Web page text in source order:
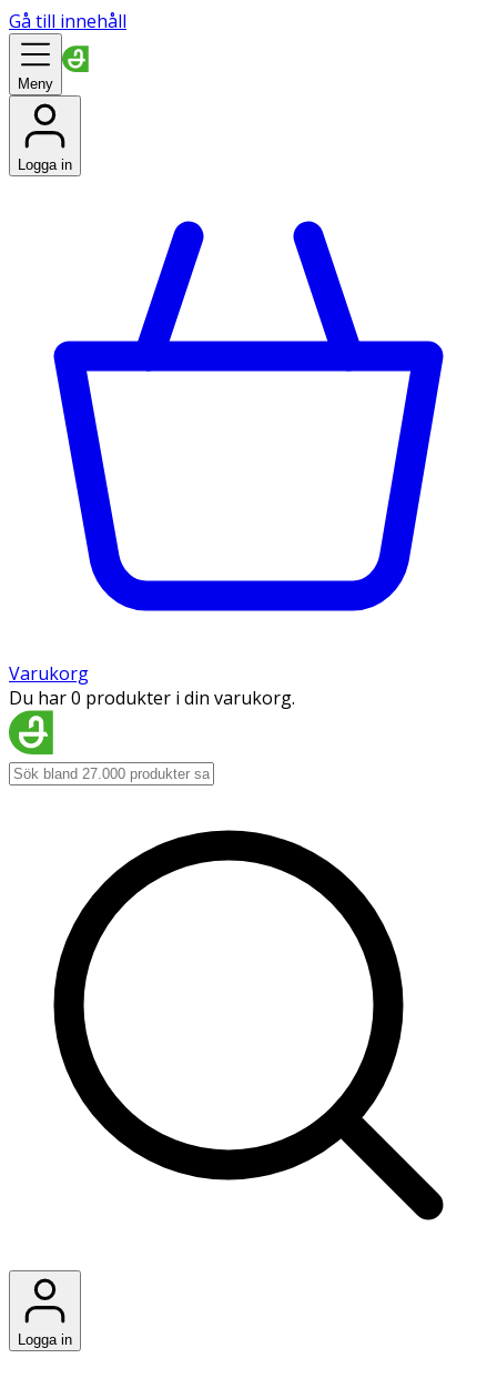
Gå till innehåll
Meny
Logga in
Varukorg
Du har 0 produkter i din varukorg.
Logga in